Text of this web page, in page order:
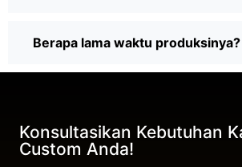
Berapa lama waktu produksinya?
Konsultasikan Kebutuhan
Custom Anda!